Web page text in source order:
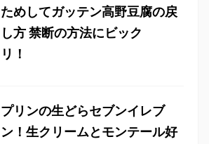
ためしてガッテン高野豆腐の戻
し方 禁断の方法にビック
リ！
プリンの生どらセブンイレブ
ン！生クリームとモンテール好